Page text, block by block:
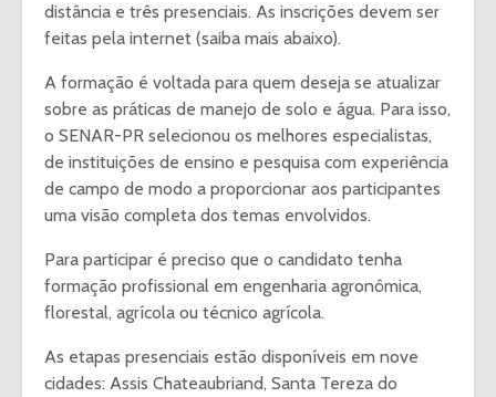
distância e três presenciais. As inscrições devem ser
feitas pela internet (saiba mais abaixo).
A formação é voltada para quem deseja se atualizar
sobre as práticas de manejo de solo e água. Para isso,
o SENAR-PR selecionou os melhores especialistas,
de instituições de ensino e pesquisa com experiência
de campo de modo a proporcionar aos participantes
uma visão completa dos temas envolvidos.
Para participar é preciso que o candidato tenha
formação profissional em engenharia agronômica,
florestal, agrícola ou técnico agrícola.
As etapas presenciais estão disponíveis em nove
cidades: Assis Chateaubriand, Santa Tereza do